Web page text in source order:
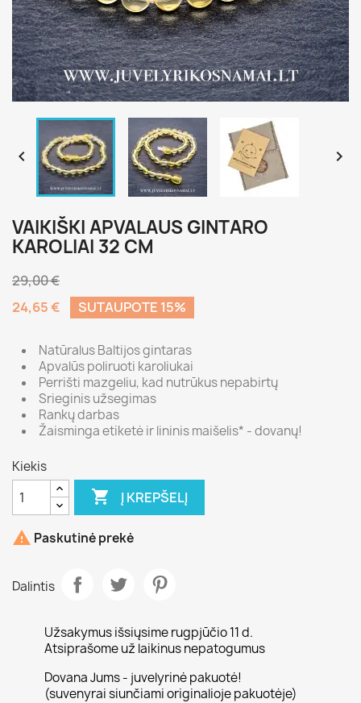
 
VAIKIŠKI APVALAUS GINTARO
KAROLIAI 32 CM
29,00 €
24,65 €
SUTAUPOTE 15%
Natūralus Baltijos gintaras
Apvalūs poliruoti karoliukai
Perrišti mazgeliu, kad nutrūkus nepabirtų
Srieginis užsegimas
Rankų darbas
Žaisminga etiketė ir lininis maišelis* - dovanų!
Kiekis
 Į KREPŠELĮ
 Paskutinė prekė
Dalintis
Užsakymus išsiųsime rugpjūčio 11 d.
Atsiprašome už laikinus nepatogumus
Dovana Jums - juvelyrinė pakuotė!
(suvenyrai siunčiami originalioje pakuotėje)